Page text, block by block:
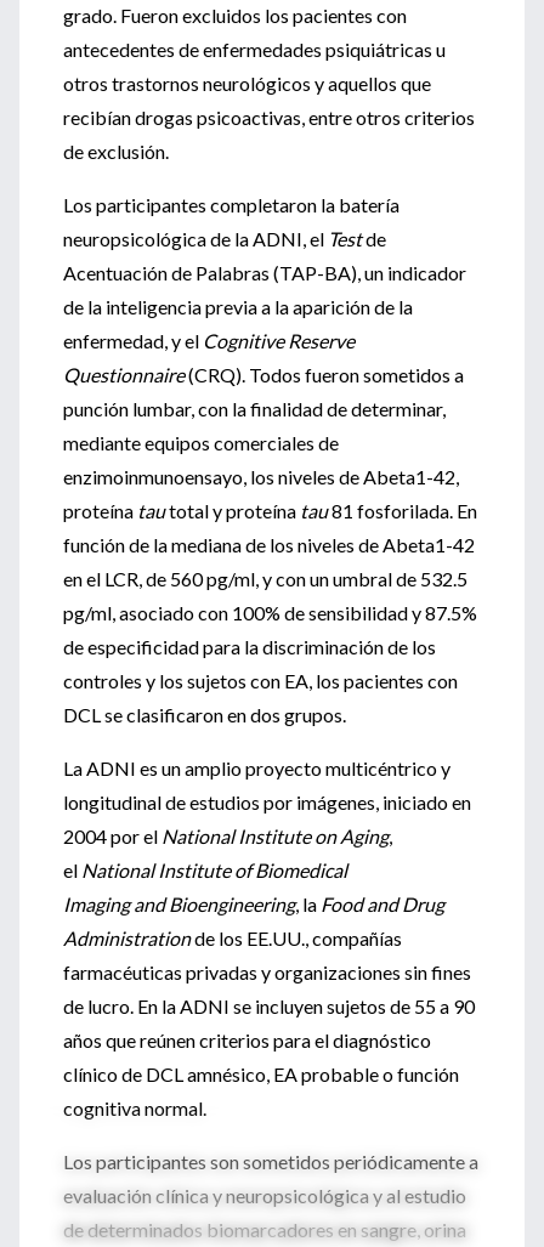
grado. Fueron excluidos los pacientes con
antecedentes de enfermedades psiquiátricas u
otros trastornos neurológicos y aquellos que
recibían drogas psicoactivas, entre otros criterios
de exclusión.
Los participantes completaron la batería
neuropsicológica de la ADNI, el Testde
Acentuación de Palabras (TAP-BA), un indicador
de la inteligencia previa a la aparición de la
enfermedad, y el Cognitive Reserve
Questionnaire(CRQ). Todos fueron sometidos a
punción lumbar, con la finalidad de determinar,
mediante equipos comerciales de
enzimoinmunoensayo, los niveles de Abeta1-42,
proteína tautotal y proteína tau81 fosforilada. En
función de la mediana de los niveles de Abeta1-42
en el LCR, de 560 pg/ml, y con un umbral de 532.5
pg/ml, asociado con 100% de sensibilidad y 87.5%
de especificidad para la discriminación de los
controles y los sujetos con EA, los pacientes con
DCL se clasificaron en dos grupos.
La ADNI es un amplio proyecto multicéntrico y
longitudinal de estudios por imágenes, iniciado en
2004 por el National Institute on Aging,
el National Institute of Biomedical
Imaging and Bioengineering, la Food and Drug
Administrationde los EE.UU., compañías
farmacéuticas privadas y organizaciones sin fines
de lucro. En la ADNI se incluyen sujetos de 55 a 90
años que reúnen criterios para el diagnóstico
clínico de DCL amnésico, EA probable o función
cognitiva normal.
Los participantes son sometidos periódicamente a
evaluación clínica y neuropsicológica y al estudio
de determinados biomarcadores en sangre, orina